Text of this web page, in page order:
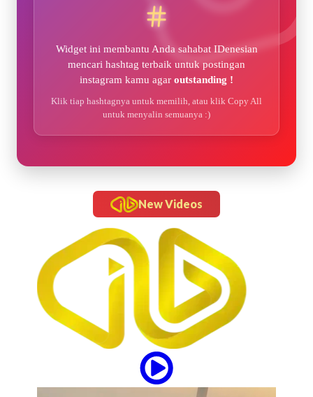
Widget ini membantu Anda sahabat IDenesian
mencari hashtag terbaik untuk postingan
instagram kamu agar outstanding !
Klik tiap hashtagnya untuk memilih, atau klik Copy All
untuk menyalin semuanya :)
New Videos